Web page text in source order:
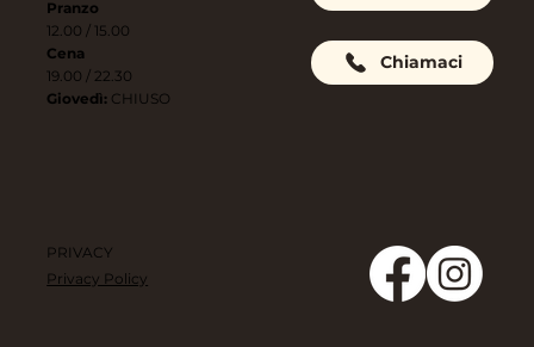
Pranzo
12.00 / 15.00
Cena
19.00 / 22.30
Giovedì: CHIUSO
PRIVACY
Privacy Policy
Chiamaci